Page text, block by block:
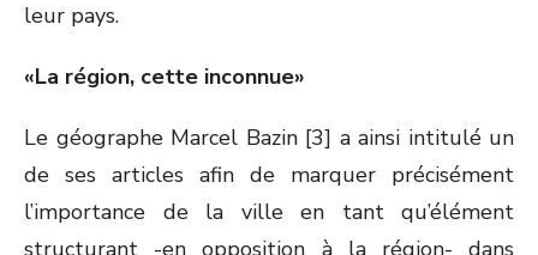
leur pays.
«La région, cette inconnue»
Le géographe Marcel Bazin [3] a ainsi intitulé un
de ses articles afin de marquer précisément
l’importance de la ville en tant qu’élément
structurant -en opposition à la région- dans